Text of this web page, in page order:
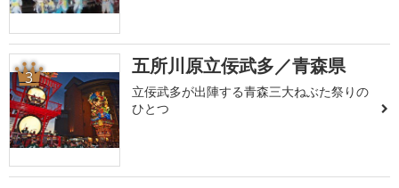
3 五所川原立佞武多／青森県
立佞武多が出陣する青森三大ねぶた祭りの
ひとつ